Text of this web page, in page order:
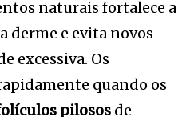
naturais fortalece a
derme e evita novos
excessiva. Os
quando os
pilosos de